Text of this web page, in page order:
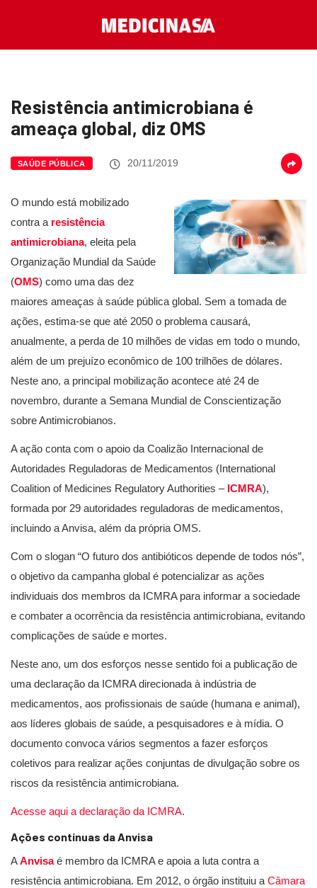
Resistência antimicrobiana é
ameaça global, diz OMS
SAÚDE PÚBLICA 20/11/2019
O mundo está mobilizado
contra a resistência
antimicrobiana, eleita pela
Organização Mundial da Saúde
(OMS) como uma das dez
maiores ameaças à saúde pública global. Sem a tomada de
ações, estima-se que até 2050 o problema causará,
anualmente, a perda de 10 milhões de vidas em todo o mundo,
além de um prejuízo econômico de 100 trilhões de dólares.
Neste ano, a principal mobilização acontece até 24 de
novembro, durante a Semana Mundial de Conscientização
sobre Antimicrobianos.
A ação conta com o apoio da Coalizão Internacional de
Autoridades Reguladoras de Medicamentos (International
Coalition of Medicines Regulatory Authorities –ICMRA),
formada por 29 autoridades reguladoras de medicamentos,
incluindo a Anvisa, além da própria OMS.
Com o slogan “O futuro dos antibióticos depende de todos nós”,
o objetivo da campanha global é potencializar as ações
individuais dos membros da ICMRA para informar a sociedade
e combater a ocorrência da resistência antimicrobiana, evitando
complicações de saúde e mortes.
Neste ano, um dos esforços nesse sentido foi a publicação de
uma declaração da ICMRA direcionada à indústria de
medicamentos, aos profissionais de saúde (humana e animal),
aos líderes globais de saúde, a pesquisadores e à mídia. O
documento convoca vários segmentos a fazer esforços
coletivos para realizar ações conjuntas de divulgação sobre os
riscos da resistência antimicrobiana.
Acesse aqui a declaração da ICMRA.
Ações contínuas da Anvisa
AAnvisaé membro da ICMRA e apoia a luta contra a
resistência antimicrobiana. Em 2012, o órgão instituiu a Câmara